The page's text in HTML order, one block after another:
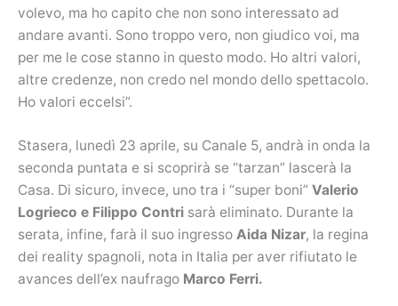
volevo, ma ho capito che non sono interessato ad
andare avanti. Sono troppo vero, non giudico voi, ma
per me le cose stanno in questo modo. Ho altri valori,
altre credenze, non credo nel mondo dello spettacolo.
Ho valori eccelsi”.
Stasera, lunedì 23 aprile, su Canale 5, andrà in onda la
seconda puntata e si scoprirà se “tarzan” lascerà la
Casa. Di sicuro, invece, uno tra i “super boni” Valerio
Logrieco e Filippo Contri sarà eliminato. Durante la
serata, infine, farà il suo ingresso Aida Nizar, la regina
dei reality spagnoli, nota in Italia per aver rifiutato le
avances dell’ex naufrago Marco Ferri.